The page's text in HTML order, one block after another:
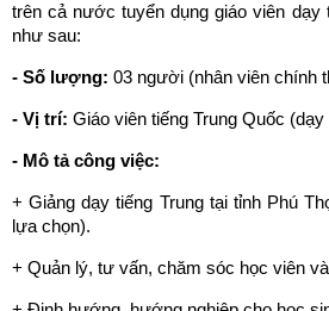
trên cả nước tuyển dụng giáo viên dạy
như sau:
- Số lượng: 03 người (nhân viên chính
- Vị trí: Giáo viên tiếng Trung Quốc
- Mô tả công việc:
+ Giảng dạy tiếng Trung tại tỉnh Phú
lựa chọn).
+ Quản lý, tư vấn, chăm sóc học viên